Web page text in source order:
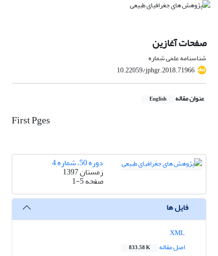
صفحات آغازین
شناسنامه علمی شماره
10.22059/jphgr.2018.71966
عنوان مقاله English
First Pges
دوره 50، شماره 4
زمستان 1397
صفحه1-5
فایل ها
اصل مقاله
833.58 K